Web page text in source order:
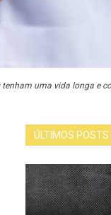
uma vida longa e
ÚLTIMOS POSTS